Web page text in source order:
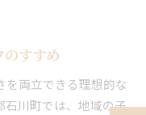
のすすめ
を両立できる理想的な
石川町では、地域の子